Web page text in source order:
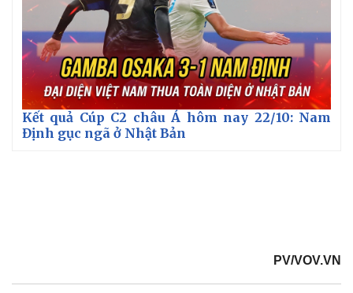
Kết quả Cúp C2 châu Á hôm nay 22/10: Nam
Định gục ngã ở Nhật Bản
PV/VOV.VN